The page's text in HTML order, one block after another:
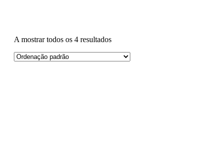
A mostrar todos os 4 resultados